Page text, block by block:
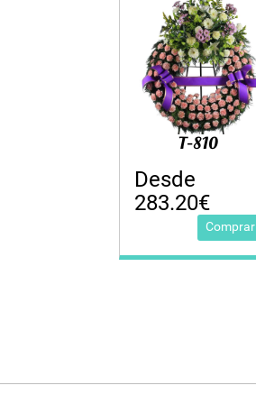
T-810
Desde
283.20€
Comprar